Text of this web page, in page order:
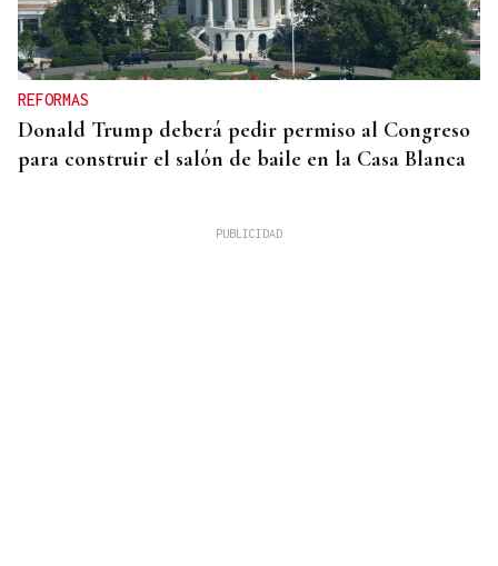
REFORMAS
Donald Trump deberá pedir permiso al Congreso
para construir el salón de baile en la Casa Blanca